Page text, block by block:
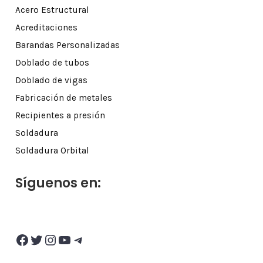
Acero Estructural
Acreditaciones
Barandas Personalizadas
Doblado de tubos
Doblado de vigas
Fabricación de metales
Recipientes a presión
Soldadura
Soldadura Orbital
Síguenos en:
Facebook Twitter InstagramYouTube Telegram